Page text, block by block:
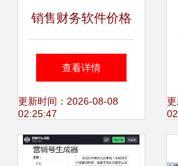
销售财务软件价格
解析 软件销售如何
影响定价？
查看详情
更新时间：2026-08-08
02:25:47